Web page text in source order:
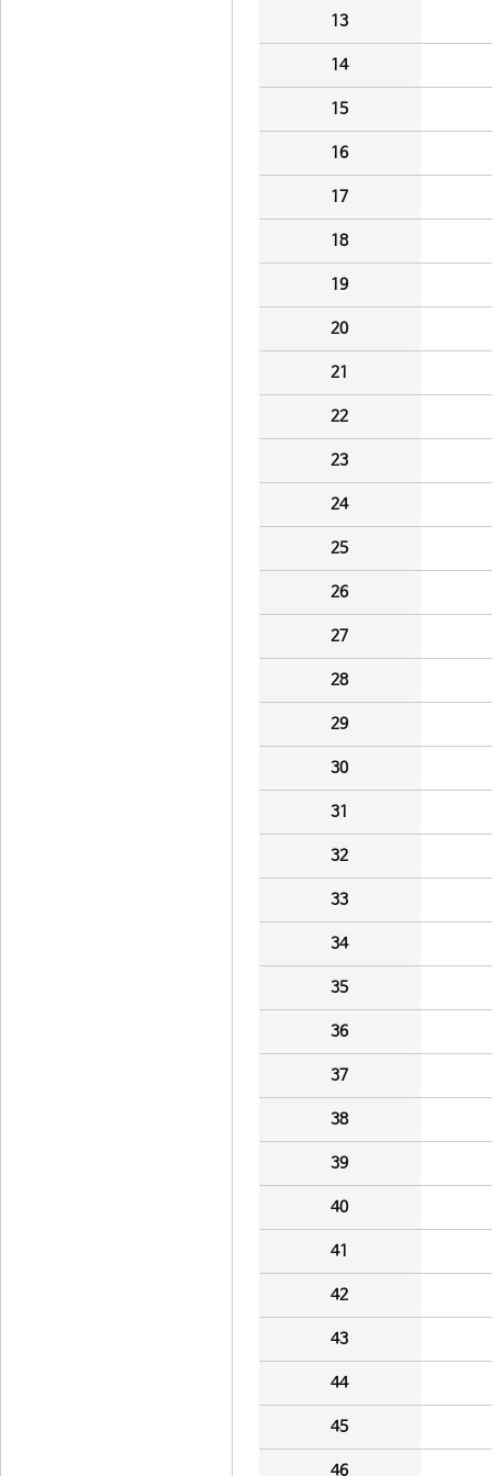
13
14
15
16
17
18
19
20
21
22
23
24
25
26
27
28
29
30
31
32
33
34
35
36
37
38
39
40
41
42
43
44
45
46